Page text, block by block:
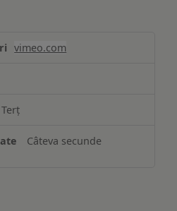
vimeo.com
Terț
Câteva secunde